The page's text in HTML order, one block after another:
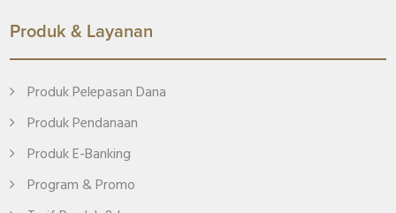
Produk & Layanan
Produk Pelepasan Dana
Produk Pendanaan
Produk E-Banking
Program & Promo